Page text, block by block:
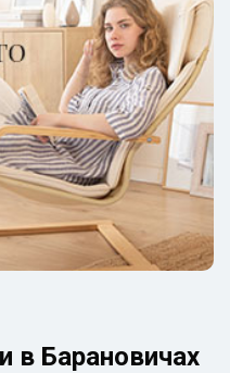
в Барановичах